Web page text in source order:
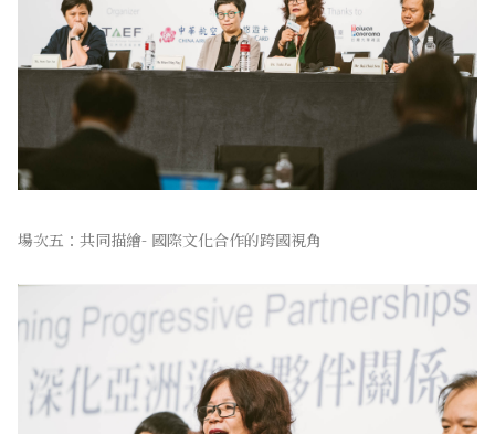
場次五：共同描繪- 國際文化合作的跨國視角